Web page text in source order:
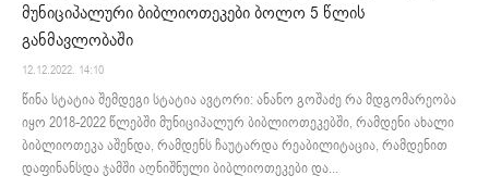
მუნიციპალური ბიბლიოთეკები ბოლო 5 წლის
განმავლობაში
12.12.2022. 14:10
წინა სტატია შემდეგი სტატია ავტორი: ანანო გოშაძე რა მდგომარეობა
იყო 2018-2022 წლებში მუნიციპალურ ბიბლიოთეკებში, რამდენი ახალი
ბიბლიოთეკა აშენდა, რამდენს ჩაუტარდა რეაბილიტაცია, რამდენით
დაფინანსდა ჯამში აღნიშნული ბიბლიოთეკები და...